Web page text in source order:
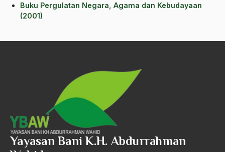
Buku Pergulatan Negara, Agama dan Kebudayaan
(2001)
Anatomi
Antara Keyakinan dan Keuletan
Antarumat Beragama
Anti Kekerasan
Yayasan Bani K.H. Abdurrahman